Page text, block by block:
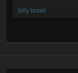
billy brasil